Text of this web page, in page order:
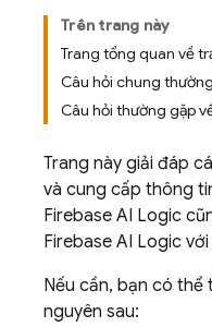
Trên trang này
Trang tổng quan về
Câu hỏi chung
Câu hỏi thường gặp
Trang này giải đáp
và cung cấp thông
Firebase AI Logic
Firebase AI Logic với
Nếu cần, bạn có thể
nguyên sau: